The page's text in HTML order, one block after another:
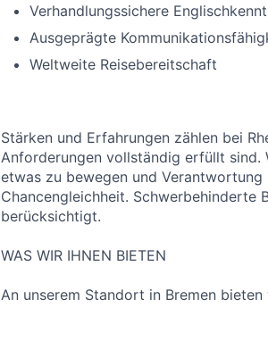
Verhandlungssichere
Ausgeprägte
Weltweite Reisebereitschaft
Stärken und Erfahrungen zählen bei
Anforderungen vollständig erfüllt sind.
etwas zu bewegen und
Chancengleichheit. Schwerbehinderte
berücksichtigt.
WAS WIR IHNEN BIETEN
An unserem Standort in Bremen bieten